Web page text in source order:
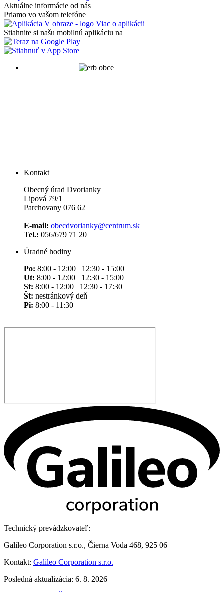
Aktuálne informácie od nás
Priamo vo vašom telefóne
Viac o aplikácii
Stiahnite si našu mobilnú aplikáciu na
Kontakt
Obecný úrad Dvorianky
Lipová 79/1
Parchovany 076 62
E-mail: obecdvorianky@centrum.sk
Tel.: 056/679 71 20
Úradné hodiny
Po: 8:00 - 12:00 12:30 - 15:00
Ut: 8:00 - 12:00 12:30 - 15:00
St: 8:00 - 12:00 12:30 - 17:30
Št: nestránkový deň
Pi: 8:00 - 11:30
Technický prevádzkovateľ:
Galileo Corporation s.r.o., Čierna Voda 468, 925 06
Kontakt: Galileo Corporation s.r.o.
Posledná aktualizácia: 6. 8. 2026